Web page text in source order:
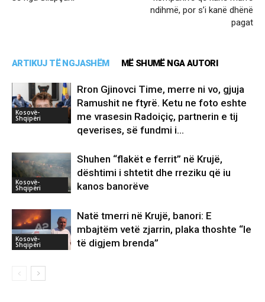
ndihmë, por s’i kanë dhënë
pagat
ARTIKUJ TË NGJASHËM MË SHUMË NGA AUTORI
Kosovë-
Shqipëri
Rron Gjinovci Time, merre ni vo, gjuja
Ramushit ne ftyrë. Ketu ne foto eshte
me vrasesin Radoiçiç, partnerin e tij
qeverises, së fundmi i...
Kosovë-
Shqipëri
Shuhen “flakët e ferrit” në Krujë,
dështimi i shtetit dhe rreziku që iu
kanos banorëve
Kosovë-
Shqipëri
Natë tmerri në Krujë, banori: E
mbajtëm vetë zjarrin, plaka thoshte “le
të digjem brenda”